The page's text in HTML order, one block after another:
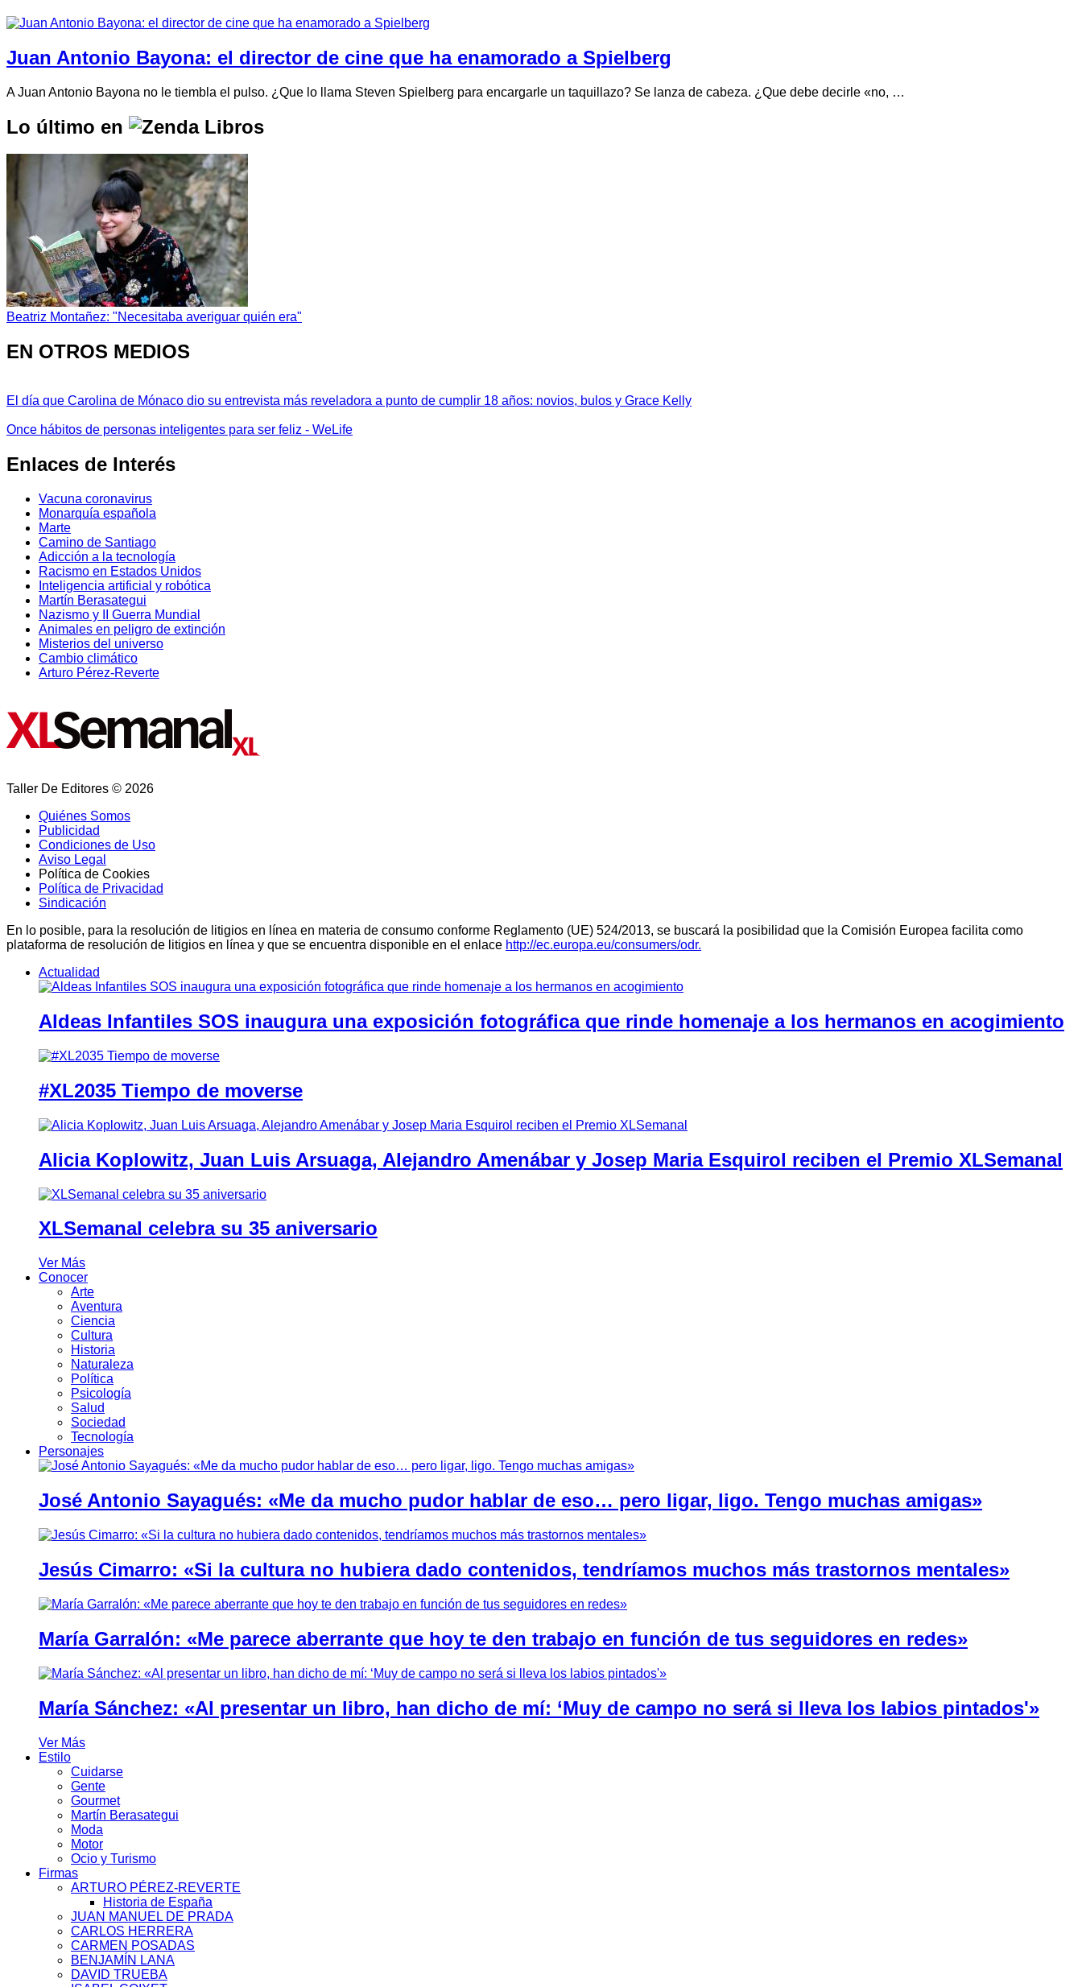
Juan Antonio Bayona: el director de cine que ha enamorado a Spielberg
A Juan Antonio Bayona no le tiembla el pulso. ¿Que lo llama Steven Spielberg para encargarle un taquillazo? Se lanza de cabeza. ¿Que debe decirle «no, …
Lo último en
Beatriz Montañez: "Necesitaba averiguar quién era"
EN OTROS MEDIOS
El día que Carolina de Mónaco dio su entrevista más reveladora a punto de cumplir 18 años: novios, bulos y Grace Kelly
Once hábitos de personas inteligentes para ser feliz - WeLife
Enlaces de Interés
Vacuna coronavirus
Monarquía española
Marte
Camino de Santiago
Adicción a la tecnología
Racismo en Estados Unidos
Inteligencia artificial y robótica
Martín Berasategui
Nazismo y II Guerra Mundial
Animales en peligro de extinción
Misterios del universo
Cambio climático
Arturo Pérez-Reverte
Taller De Editores © 2026
Quiénes Somos
Publicidad
Condiciones de Uso
Aviso Legal
Política de Cookies
Política de Privacidad
Sindicación
En lo posible, para la resolución de litigios en línea en materia de consumo conforme Reglamento (UE) 524/2013, se buscará la posibilidad que la Comisión Europea facilita como
plataforma de resolución de litigios en línea y que se encuentra disponible en el enlace http://ec.europa.eu/consumers/odr.
Actualidad
Aldeas Infantiles SOS inaugura una exposición fotográfica que rinde homenaje a los hermanos en acogimiento
#XL2035 Tiempo de moverse
Alicia Koplowitz, Juan Luis Arsuaga, Alejandro Amenábar y Josep Maria Esquirol reciben el Premio XLSemanal
XLSemanal celebra su 35 aniversario
Ver Más
Conocer
Arte
Aventura
Ciencia
Cultura
Historia
Naturaleza
Política
Psicología
Salud
Sociedad
Tecnología
Personajes
José Antonio Sayagués: «Me da mucho pudor hablar de eso… pero ligar, ligo. Tengo muchas amigas»
Jesús Cimarro: «Si la cultura no hubiera dado contenidos, tendríamos muchos más trastornos mentales»
María Garralón: «Me parece aberrante que hoy te den trabajo en función de tus seguidores en redes»
María Sánchez: «Al presentar un libro, han dicho de mí: ‘Muy de campo no será si lleva los labios pintados'»
Ver Más
Estilo
Cuidarse
Gente
Gourmet
Martín Berasategui
Moda
Motor
Ocio y Turismo
Firmas
ARTURO PÉREZ-REVERTE
Historia de España
JUAN MANUEL DE PRADA
CARLOS HERRERA
CARMEN POSADAS
BENJAMÍN LANA
DAVID TRUEBA